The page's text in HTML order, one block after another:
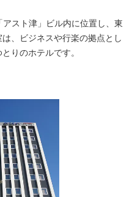
スト津」ビル内に位置し、東
、ビジネスや行楽の拠点とし
りのホテルです。